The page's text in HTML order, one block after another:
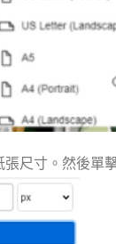
尺寸。然後單